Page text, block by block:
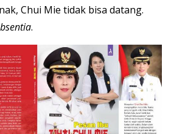
Chui Mie tidak bisa datang.
.